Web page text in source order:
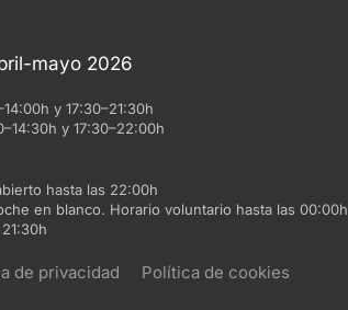
mayo 2026
y 17:30–21:30h
y 17:30–22:00h
hasta las 22:00h
en blanco. Horario voluntario hasta las 00:00h
de privacidad Política de cookies